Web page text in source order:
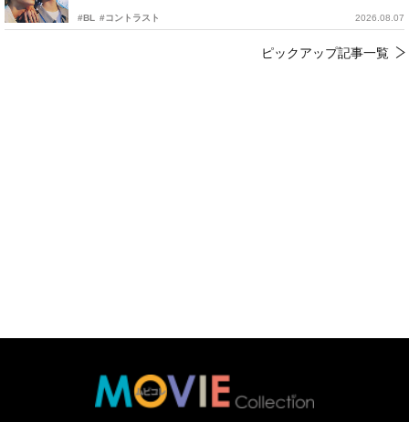
#BL #コントラスト 2026.08.07
ピックアップ記事一覧